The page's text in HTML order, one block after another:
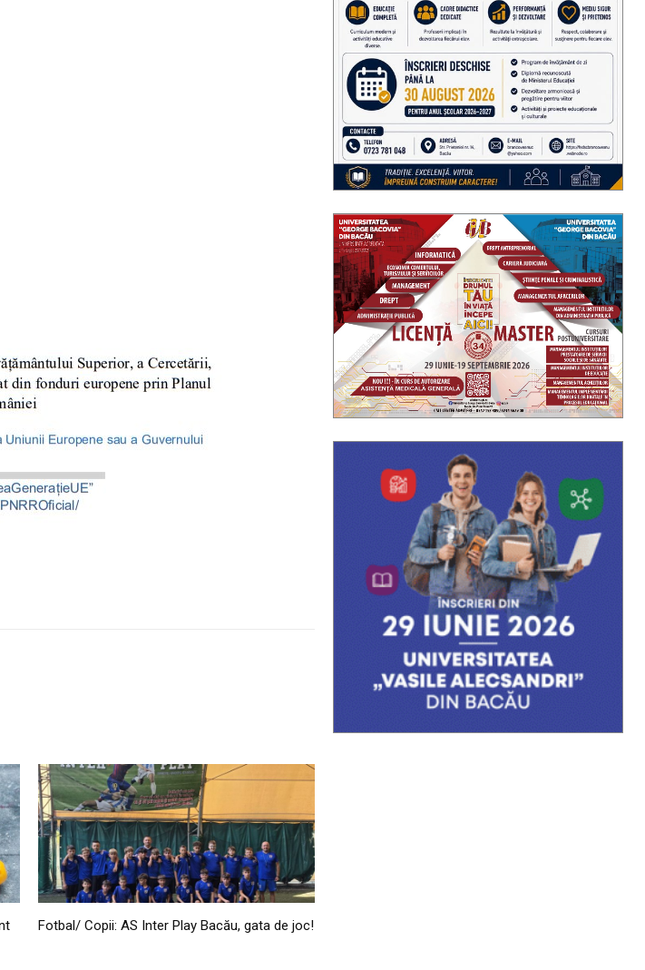
Fotbal/ Copii: AS Inter Play Bacău, gata de joc!